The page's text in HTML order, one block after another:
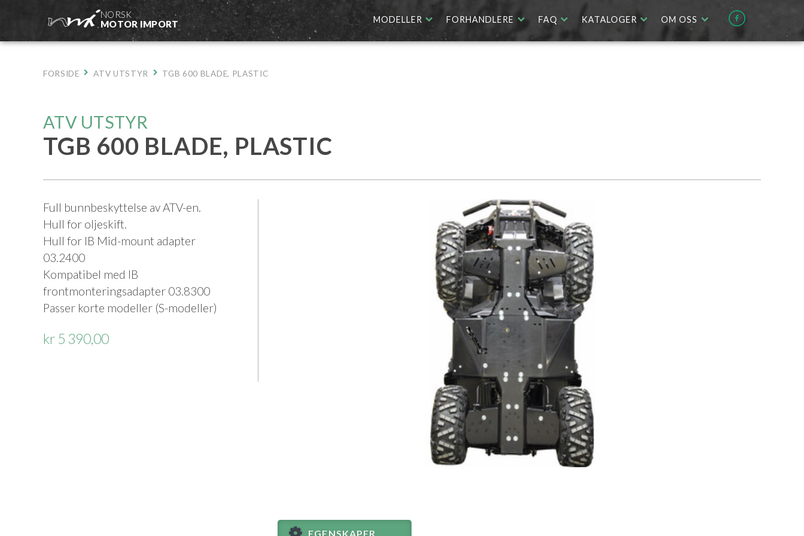
NORSK
MOTOR IMPORT
MODELLER FORHANDLERE FAQ KATALOGER OM OSS
FORSIDE ATV UTSTYR TGB 600 BLADE, PLASTIC
ATV UTSTYR
TGB 600 BLADE, PLASTIC
Full bunnbeskyttelse av ATV-en.
Hull for oljeskift.
Hull for IB Mid-mount adapter
03.2400
Kompatibel med IB
frontmonteringsadapter 03.8300
Passer korte modeller (S-modeller)
kr 5 390,00
EGENSKAPER